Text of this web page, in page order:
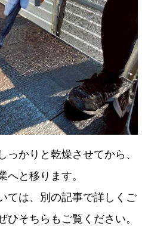
かりと乾燥させてから、
へと移ります。
ては、別の記事で詳しくご
そちらもご覧ください。